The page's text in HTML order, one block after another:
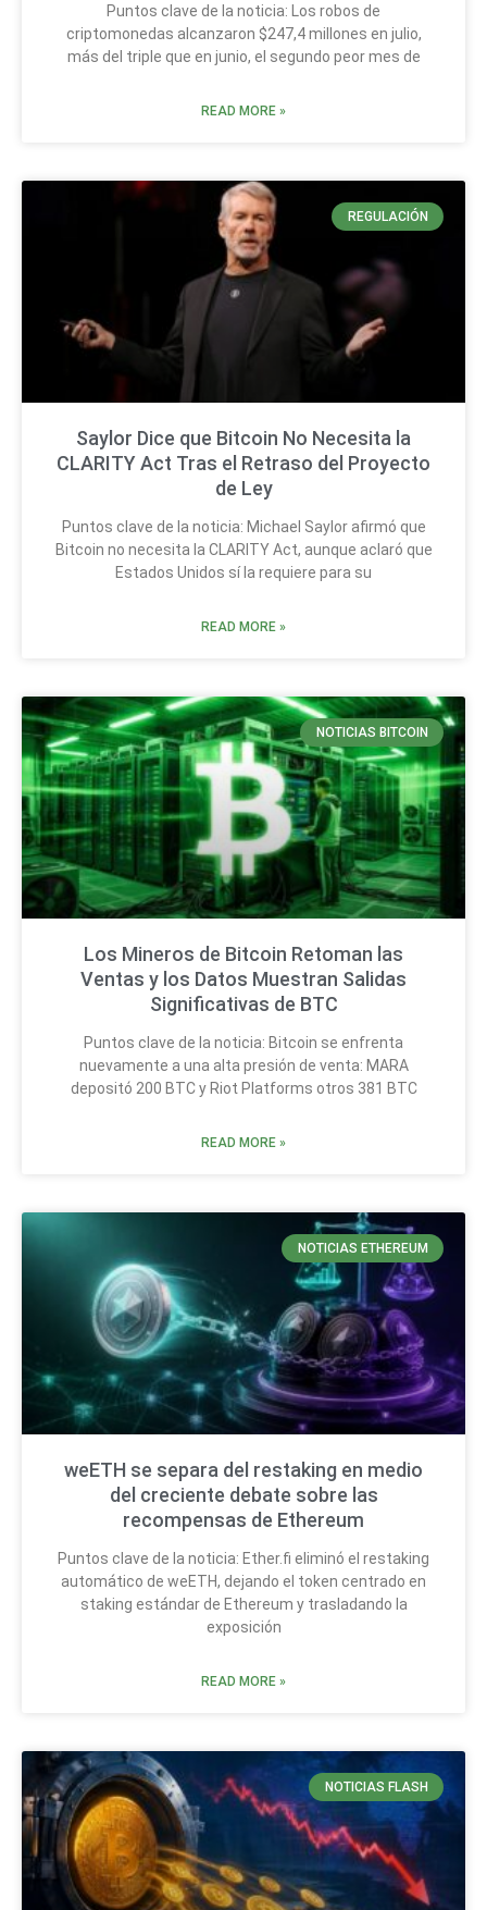
Puntos clave de la noticia: Los robos de
criptomonedas alcanzaron $247,4 millones en julio,
más del triple que en junio, el segundo peor mes de
READ MORE »
REGULACIÓN
Saylor Dice que Bitcoin No Necesita la
CLARITY Act Tras el Retraso del Proyecto
de Ley
Puntos clave de la noticia: Michael Saylor afirmó que
Bitcoin no necesita la CLARITY Act, aunque aclaró que
Estados Unidos sí la requiere para su
READ MORE »
NOTICIAS BITCOIN
Los Mineros de Bitcoin Retoman las
Ventas y los Datos Muestran Salidas
Significativas de BTC
Puntos clave de la noticia: Bitcoin se enfrenta
nuevamente a una alta presión de venta: MARA
depositó 200 BTC y Riot Platforms otros 381 BTC
READ MORE »
NOTICIAS ETHEREUM
weETH se separa del restaking en medio
del creciente debate sobre las
recompensas de Ethereum
Puntos clave de la noticia: Ether.fi eliminó el restaking
automático de weETH, dejando el token centrado en
staking estándar de Ethereum y trasladando la
exposición
READ MORE »
NOTICIAS FLASH